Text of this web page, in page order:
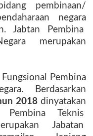
pembinaan/
negara
Jabtan Pembina
merupakan
Pembina
Berdasarkan
2018 dinyatakan
Pembina Teknis
Jabatan